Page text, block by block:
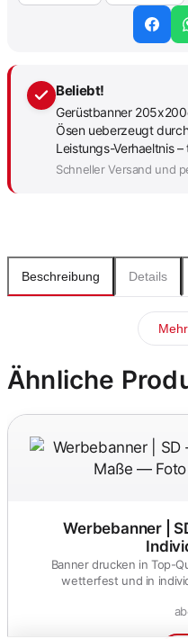
Beliebt!
Gerüstbanner
Ösen ueberzeugt
Leistungs-Verhaeltnis
Schneller Versand und
Beschreibung Details
Ähnliche
Werbebanner |
Banner drucken in Top-
wetterfest und in
ab